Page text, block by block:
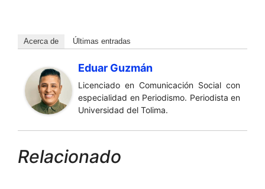
Acerca de Últimas entradas
Eduar Guzmán
Licenciado en Comunicación Social con
especialidad en Periodismo. Periodista en
Universidad del Tolima.
Relacionado